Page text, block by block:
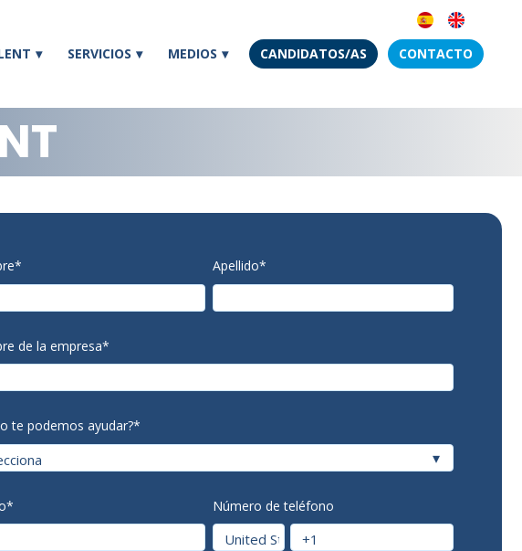
SERVICIOS MEDIOS CANDIDATOS/AS CONTACTO
* Apellido*
de la empresa*
te podemos ayudar?*
* Número de teléfono